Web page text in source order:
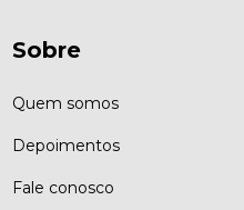
Sobre
Quem somos
Depoimentos
Fale conosco